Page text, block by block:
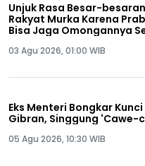
Unjuk Rasa Besar-
Rakyat Murka Karena
Bisa Jaga Omongannya
03 Agu 2026, 01:00 WIB
Eks Menteri Bongkar
Gibran, Singgung 'Cawe-
05 Agu 2026, 10:30 WIB